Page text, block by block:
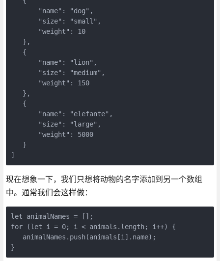
       "name": "dog",
       "size": "small",
       "weight": 10
   },
   {
       "name": "lion",
       "size": "medium",
       "weight": 150
   },
   {
       "name": "elefante",
       "size": "large",
       "weight": 5000
   }
]
现在想象一下，我们只想将动物的名字添加到另一个数组
中。通常我们会这样做：
let animalNames = [];
for (let i = 0; i < animals.length; i++) {
   animalNames.push(animals[i].name);
}